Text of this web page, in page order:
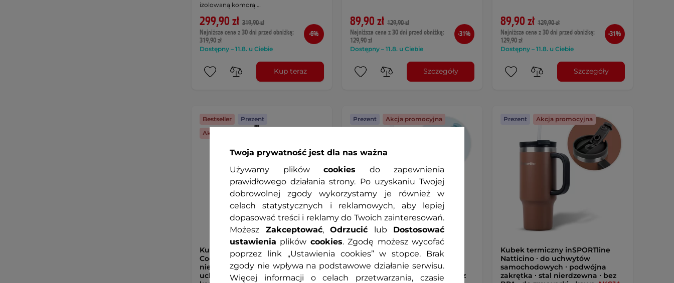
izolowaną komorą …
299,90 zł 319,90 zł
Najniższa cena z 30 dni przed obniżką:
319,90 zł
Dostępny – 11.8. u Ciebie
-6%
Kup teraz
89,90 zł 129,90 zł
Najniższa cena z 30 dni przed obniżką:
129,90 zł
Dostępny – 11.8. u Ciebie
-31%
Szczegóły
89,90 zł 129,90 zł
Najniższa cena z 30 dni przed obniżką:
129,90 zł
Dostępny – 11.8. u Ciebie
-31%
Szczegóły
Bestseller
Prezent
Akcja promocyjna
Kubek termiczny inSPORTline
Cocoanna 1200 ml ∙ stal
nierdzewna ∙ podwójne ścianki ∙
uchwyt ∙ 6 h ciepła / 10 h zimna -
Prezent Akcja promocyjna
Kubek termiczny inSPORTline
Natticino ∙ do uchwytów
samochodowych ∙ podwójna
zakrętka ∙ stal nierdzewna ∙ bez
Prezent Akcja promocyjna
Kubek termiczny inSPORTline
Natticino ∙ do uchwytów
samochodowych ∙ podwójna
zakrętka ∙ stal nierdzewna ∙ bez
Twoja prywatność jest dla nas ważna
Używamy plików cookies do zapewnienia
prawidłowego działania strony. Po uzyskaniu Twojej
dobrowolnej zgody wykorzystamy je również w
celach statystycznych i reklamowych, aby lepiej
dopasować treści i reklamy do Twoich zainteresowań.
Możesz Zakceptować, Odrzucić lub Dostosować
ustawienia plików cookies. Zgodę możesz wycofać
poprzez link „Ustawienia cookies” w stopce. Brak
zgody nie wpływa na podstawowe działanie serwisu.
Więcej informacji o celach przetwarzania, czasie